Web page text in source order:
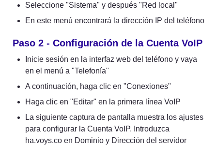
Seleccione "Sistema" y después "Red local"
En este menú encontrará la dirección IP del teléfono
Paso 2 - Configuración de la Cuenta VoIP
Inicie sesión en la interfaz web del teléfono y vaya
en el menú a "Telefonía"
A continuación, haga clic en "Conexiones"
Haga clic en "Editar" en la primera línea VoIP
La siguiente captura de pantalla muestra los ajustes
para configurar la Cuenta VoIP. Introduzca
ha.voys.co en Dominio y Dirección del servidor